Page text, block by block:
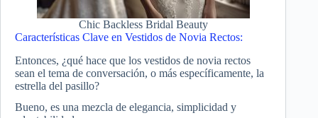
Chic Backless Bridal Beauty
Características Clave en Vestidos de Novia Rectos:
Entonces, ¿qué hace que los vestidos de novia rectos
sean el tema de conversación, o más específicamente, la
estrella del pasillo?
Bueno, es una mezcla de elegancia, simplicidad y